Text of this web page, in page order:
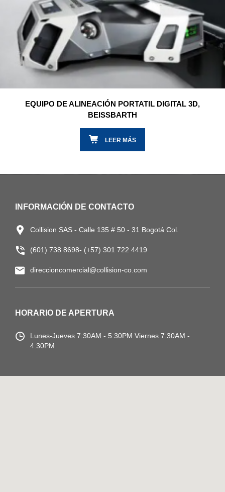
EQUIPO DE ALINEACIÓN PORTATIL DIGITAL 3D,
BEISSBARTH
LEER MÁS
INFORMACIÓN DE CONTACTO
Collision SAS - Calle 135 # 50 - 31 Bogotá Col.
(601) 738 8698- (+57) 301 722 4419
direccioncomercial@collision-co.com
HORARIO DE APERTURA
Lunes-Jueves 7:30AM - 5:30PM Viernes 7:30AM -
4:30PM